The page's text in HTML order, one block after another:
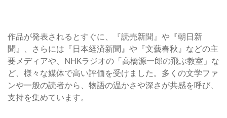
作品が発表されるとすぐに、『読売新聞』や『朝日新
聞』、さらには『日本経済新聞』や『文藝春秋』などの主
要メディアや、NHKラジオの「高橋源一郎の飛ぶ教室」な
ど、様々な媒体で高い評価を受けました。多くの文学ファ
ンや一般の読者から、物語の温かさや深さが共感を呼び、
支持を集めています。